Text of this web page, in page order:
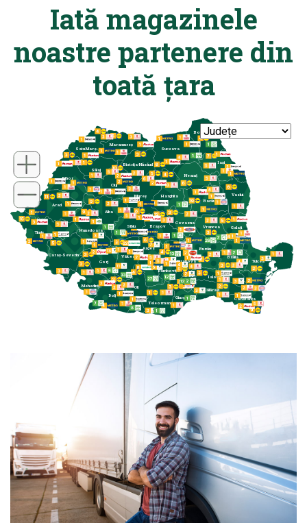
Iată magazinele
noastre partenere din
toată țara
Vrancea
Vaslui
Vâlcea
Tulcea
Timiș
Teleorman
Suceava
Sibiu
Satu Mare
Sălaj
Prahova
Olt
Neamț
Mureș
Mehedinți
Maramureș
Ilfov
Iași
Ialomița
Hunedoara
Harghita
Gorj
Giurgiu
Galați
Dolj
Dâmbovița
Covasna
Constanța
Cluj
Caraș-Severin
Călărași
Buzău
București
Brașov
Brăila
Botoșani
Bistrița-Năsăud
Bihor
Bacău
Arges
Arad
Alba